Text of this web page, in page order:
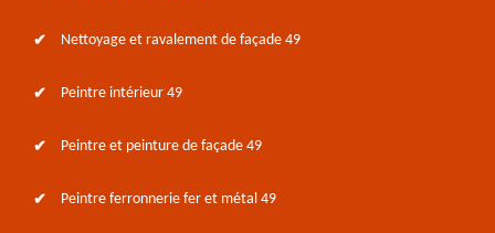
Nettoyage et ravalement de façade 49
Peintre intérieur 49
Peintre et peinture de façade 49
Peintre ferronnerie fer et métal 49